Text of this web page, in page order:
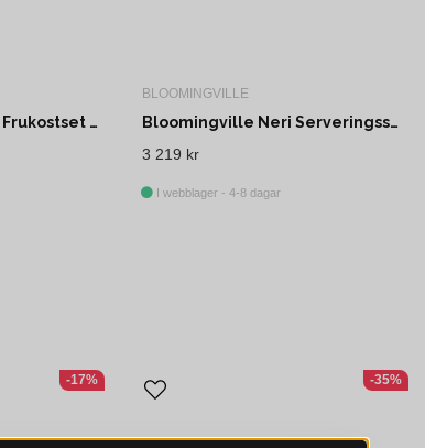
Bloomingville Paula Frukostset Blå Stengods 12-pack
BLOOMINGVILLE
Bloomingville Neri Serveringsset Svart Stengods 625 ml Set om 4x3
3 219 kr
I webblager - 4-8 dagar
-17% -35%